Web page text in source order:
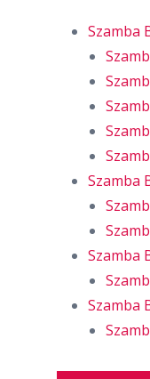
Szamba
Szamba
Szamba
Szamba